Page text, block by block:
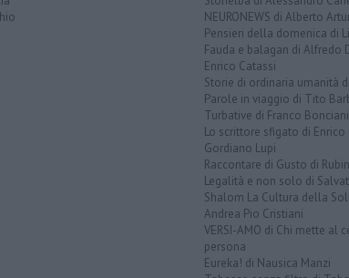
NEURONEWS di Alberto
Pensieri della domenica di
Fauda e balagan di Alfredo
Enrico Catassi
Storie di ordinaria umanità
Parole in viaggio di Tito
Turbative di Franco Bonciani
Lo scrittore sfigato di Enrico
Gordiano Lupi
Raccontare di Gusto di
Legalità e non solo di
Shalom La Cultura della
Andrea Pio Cristiani
VERSI-AMO di Chi mette al
persona
Eureka! di Nausica Manzi